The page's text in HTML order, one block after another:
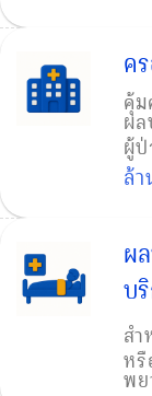
ค
คุ้
ผ
ผู้
ล้
ผ
บ
ส
หรื
พย